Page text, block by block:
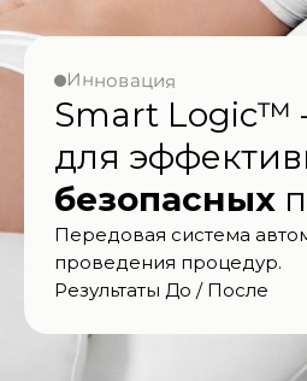
Smart
для
безопасных
Инновация
Передовая система
проведения процедур.
Результаты До / После